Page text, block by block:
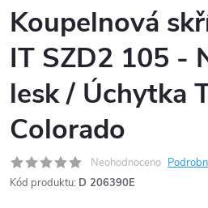
Koupelnová
IT SZD2 105 -
lesk / Úchytka
Colorado
Neohodnoceno
Kód produktu: D 206390E